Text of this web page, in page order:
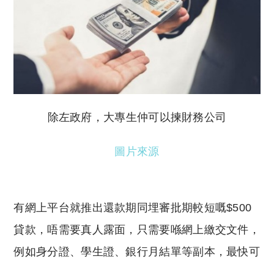
除左政府，大專生仲可以揀財務公司
圖片來源
有網上平台就推出還款期同埋審批期較短嘅$500
貸款，唔需要真人露面，只需要喺網上繳交文件，
例如身分證、學生證、銀行月結單等副本，最快可